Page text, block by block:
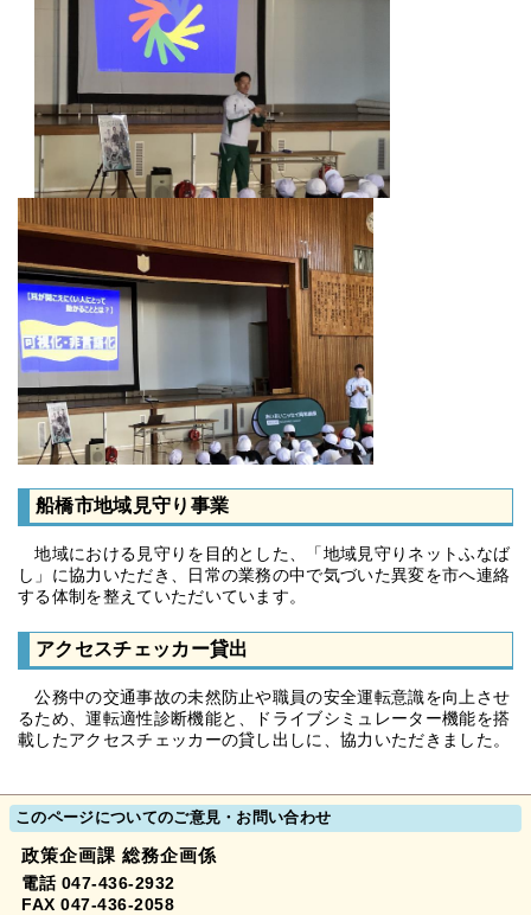
船橋市地域見守り事業
地域における見守りを目的とした、「地域見守りネットふなば
し」に協力いただき、日常の業務の中で気づいた異変を市へ連絡
する体制を整えていただいています。
アクセスチェッカー貸出
公務中の交通事故の未然防止や職員の安全運転意識を向上させ
るため、運転適性診断機能と、ドライブシミュレーター機能を搭
載したアクセスチェッカーの貸し出しに、協力いただきました。
このページについてのご意見・お問い合わせ
政策企画課 総務企画係
電話 047-436-2932
FAX 047-436-2058